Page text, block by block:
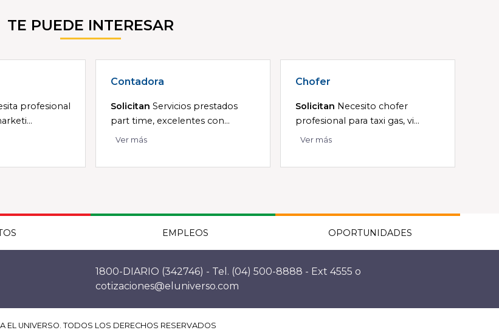
TE PUEDE INTERESAR
profesional
Contadora
Solicitan Servicios prestados
part time, excelentes con...
Ver más
Chofer
Solicitan Necesito chofer
profesional para taxi gas, vi...
Ver más
EMPLEOS OPORTUNIDADES
1800-DIARIO (342746) - Tel. (04) 500-8888 - Ext 4555 o
cotizaciones@eluniverso.com
EL UNIVERSO. TODOS LOS DERECHOS RESERVADOS